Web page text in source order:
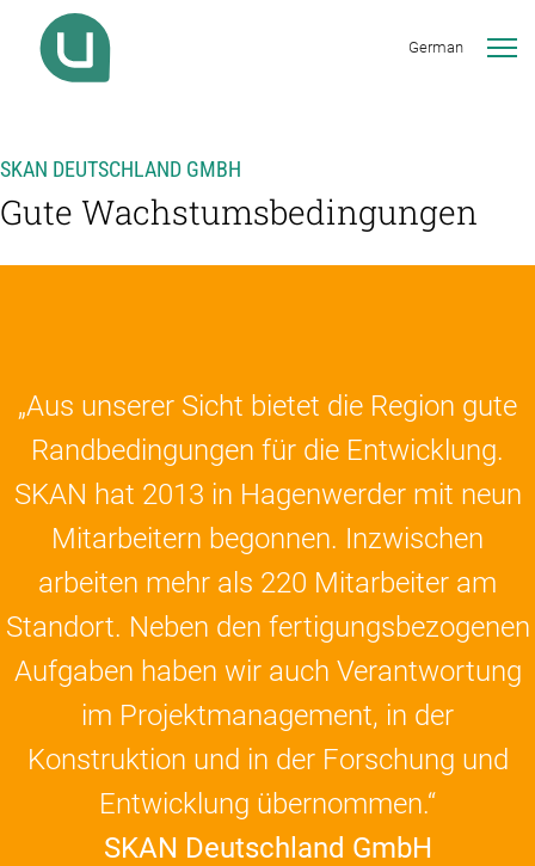
German
SKAN DEUTSCHLAND GMBH
Gute Wachstumsbedingungen
„Aus unserer Sicht bietet die Region gute
Randbedingungen für die Entwicklung.
SKAN hat 2013 in Hagenwerder mit neun
Mitarbeitern begonnen. Inzwischen
arbeiten mehr als 220 Mitarbeiter am
Standort. Neben den fertigungsbezogenen
Aufgaben haben wir auch Verantwortung
im Projektmanagement, in der
Konstruktion und in der Forschung und
Entwicklung übernommen.“
SKAN Deutschland GmbH